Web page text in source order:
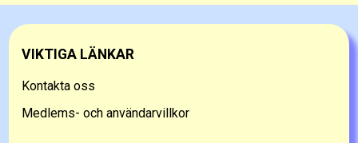
VIKTIGA LÄNKAR
Kontakta oss
Medlems- och användarvillkor